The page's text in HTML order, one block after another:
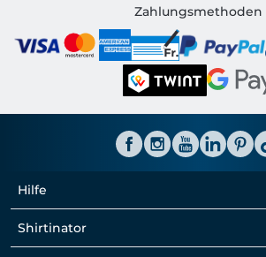
Shirtinator CH
Zahlungsmethoden
Hilfe
Shirtinator